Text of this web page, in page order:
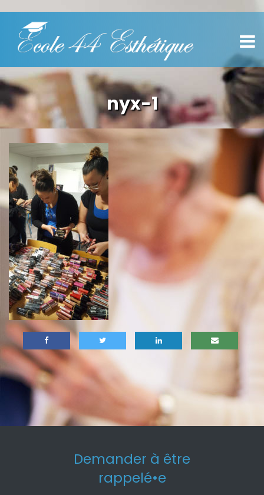
nyx-1
Demander à être
rappelé•e